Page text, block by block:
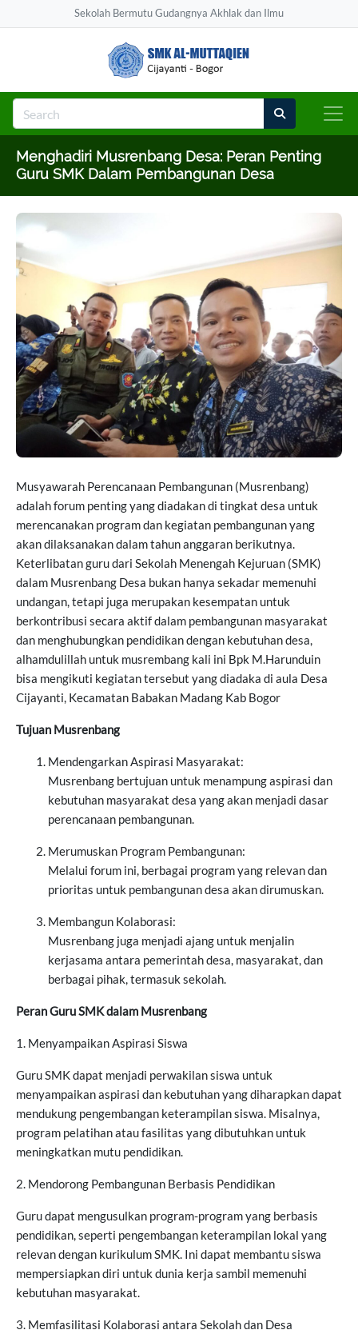
Sekolah Bermutu Gudangnya Akhlak dan Ilmu
Menghadiri Musrenbang Desa: Peran Penting
Guru SMK Dalam Pembangunan Desa
Musyawarah Perencanaan Pembangunan (Musrenbang)
adalah forum penting yang diadakan di tingkat desa untuk
merencanakan program dan kegiatan pembangunan yang
akan dilaksanakan dalam tahun anggaran berikutnya.
Keterlibatan guru dari Sekolah Menengah Kejuruan (SMK)
dalam Musrenbang Desa bukan hanya sekadar memenuhi
undangan, tetapi juga merupakan kesempatan untuk
berkontribusi secara aktif dalam pembangunan masyarakat
dan menghubungkan pendidikan dengan kebutuhan desa,
alhamdulillah untuk musrembang kali ini Bpk M.Harunduin
bisa mengikuti kegiatan tersebut yang diadaka di aula Desa
Cijayanti, Kecamatan Babakan Madang Kab Bogor
Tujuan Musrenbang
Mendengarkan Aspirasi Masyarakat:
Musrenbang bertujuan untuk menampung aspirasi dan
kebutuhan masyarakat desa yang akan menjadi dasar
perencanaan pembangunan.
Merumuskan Program Pembangunan:
Melalui forum ini, berbagai program yang relevan dan
prioritas untuk pembangunan desa akan dirumuskan.
Membangun Kolaborasi:
Musrenbang juga menjadi ajang untuk menjalin
kerjasama antara pemerintah desa, masyarakat, dan
berbagai pihak, termasuk sekolah.
Peran Guru SMK dalam Musrenbang
1. Menyampaikan Aspirasi Siswa
Guru SMK dapat menjadi perwakilan siswa untuk
menyampaikan aspirasi dan kebutuhan yang diharapkan dapat
mendukung pengembangan keterampilan siswa. Misalnya,
program pelatihan atau fasilitas yang dibutuhkan untuk
meningkatkan mutu pendidikan.
2. Mendorong Pembangunan Berbasis Pendidikan
Guru dapat mengusulkan program-program yang berbasis
pendidikan, seperti pengembangan keterampilan lokal yang
relevan dengan kurikulum SMK. Ini dapat membantu siswa
mempersiapkan diri untuk dunia kerja sambil memenuhi
kebutuhan masyarakat.
3. Memfasilitasi Kolaborasi antara Sekolah dan Desa